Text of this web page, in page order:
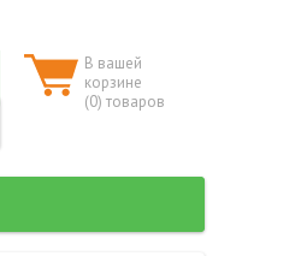
В вашей
корзине
(0) товаров